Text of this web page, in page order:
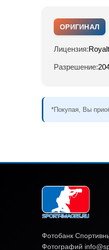
ОРИГИНАЛ
Лицензия:
Разрешение:
*Покупая, Вы
Фотобанк
Фотографий